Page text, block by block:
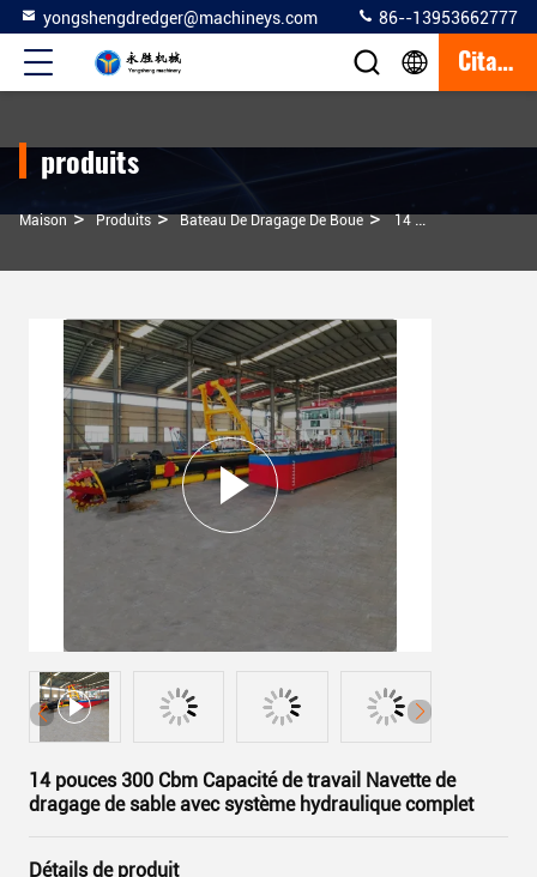
yongshengdredger@machineys.com 86--13953662777
Citation
produits
Maison > Produits > Bateau De Dragage De Boue > 14 Pouces 300 Cbm Capacité De Travail Navette De Dragage De Sable Avec Système Hydraulique Complet
14 pouces 300 Cbm Capacité de travail Navette de
dragage de sable avec système hydraulique complet
Détails de produit